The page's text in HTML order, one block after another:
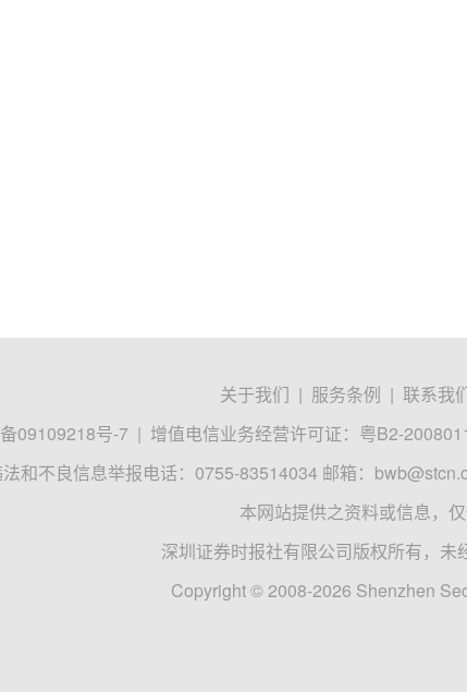
关于我们 | 服务条例 | 联系我
09109218号-7 | 增值电信业务经营许可证：粤B2-
和不良信息举报电话：0755-83514034 邮箱：
本网站提供之资料或信息，
深圳证券时报社有限公司版权所有，未
Copyright © 2008-2026 Shenzhen